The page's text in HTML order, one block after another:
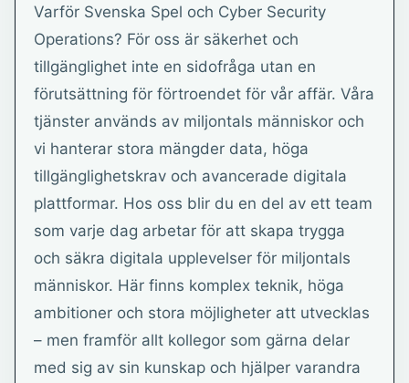
Varför Svenska Spel och Cyber Security
Operations? För oss är säkerhet och
tillgänglighet inte en sidofråga utan en
förutsättning för förtroendet för vår affär. Våra
tjänster används av miljontals människor och
vi hanterar stora mängder data, höga
tillgänglighetskrav och avancerade digitala
plattformar. Hos oss blir du en del av ett team
som varje dag arbetar för att skapa trygga
och säkra digitala upplevelser för miljontals
människor. Här finns komplex teknik, höga
ambitioner och stora möjligheter att utvecklas
– men framför allt kollegor som gärna delar
med sig av sin kunskap och hjälper varandra